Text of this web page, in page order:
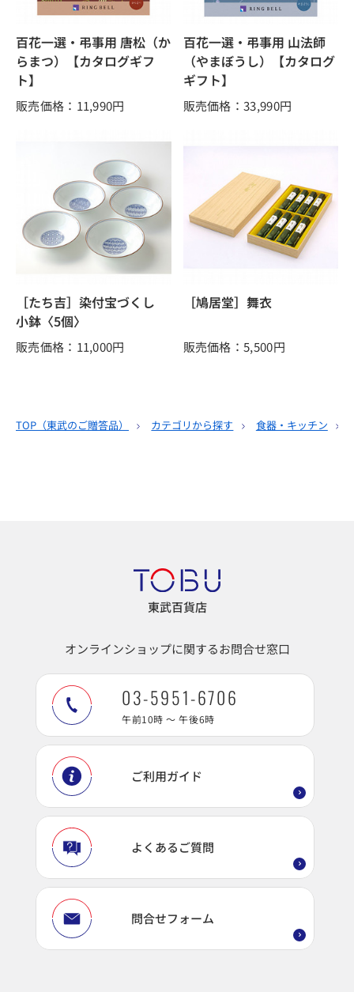
百花一選・弔事用 唐松（か
らまつ）【カタログギフ
ト】
販売価格：11,990円
百花一選・弔事用 山法師
（やまぼうし）【カタログ
ギフト】
販売価格：33,990円
［たち吉］染付宝づくし
小鉢〈5個〉
販売価格：11,000円
［鳩居堂］舞衣
販売価格：5,500円
TOP（東武のご贈答品） カテゴリから探す 食器・キッチン
東武百貨店
オンラインショップに関するお問合せ窓口
03-5951-6706
午前10時 ～ 午後6時
ご利用ガイド
よくあるご質問
問合せフォーム